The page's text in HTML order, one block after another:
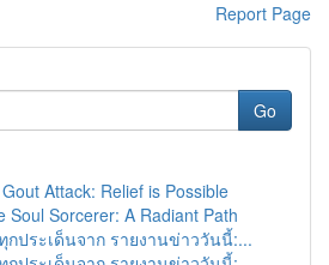
Report Page
Go
Attack: Relief is Possible
Soul Sorcerer: A Radiant Path
ประเด็นจาก รายงานข่าววันนี้:...